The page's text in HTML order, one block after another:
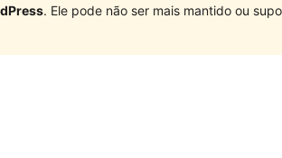
. Ele pode não ser mais mantido ou